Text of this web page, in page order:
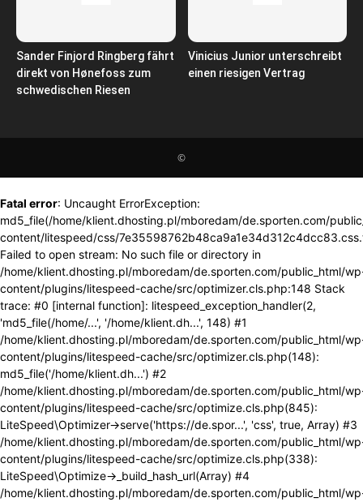
Sander Finjord Ringberg fährt
direkt von Hønefoss zum
schwedischen Riesen
Vinicius Junior unterschreibt
einen riesigen Vertrag
©
Fatal error: Uncaught ErrorException:
md5_file(/home/klient.dhosting.pl/mboredam/de.sporten.com/
content/litespeed/css/
Failed to open stream: No such file or directory in
/home/klient.dhosting.pl/mboredam/de.sporten.com/public_html/
content/plugins/litespeed-cache/src/optimizer.cls.php:148 Stack
trace: #0 [internal function]: litespeed_exception_handler(2,
'md5_file(/home/...', '/home/klient.dh...', 148) #1
/home/klient.dhosting.pl/mboredam/de.sporten.com/public_html/
content/plugins/litespeed-cache/src/optimizer.cls.php(148):
md5_file('/home/klient.dh...') #2
/home/klient.dhosting.pl/mboredam/de.sporten.com/public_html/
content/plugins/litespeed-cache/src/optimize.cls.php(845):
LiteSpeed\Optimizer->serve('https://de.spor...', 'css', true, Array) #3
/home/klient.dhosting.pl/mboredam/de.sporten.com/public_html/
content/plugins/litespeed-cache/src/optimize.cls.php(338):
LiteSpeed\Optimize->_build_hash_url(Array) #4
/home/klient.dhosting.pl/mboredam/de.sporten.com/public_html/